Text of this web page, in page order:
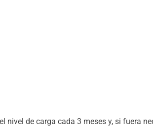
nivel de carga cada 3 meses y, si fuera